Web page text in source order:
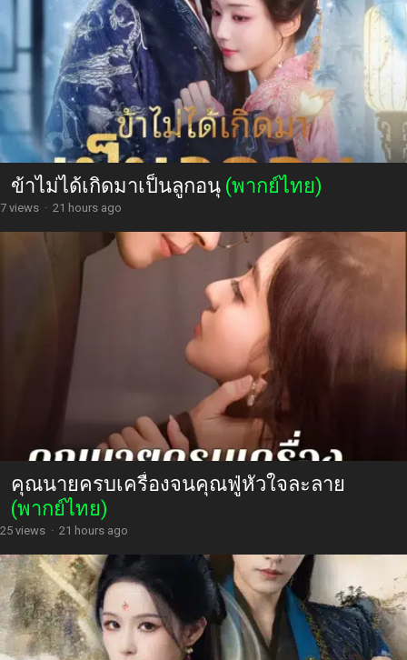
ข้าไม่ได้เกิดมาเป็นลูกอนุ (พากย์ไทย)
7 views · 21 hours ago
คุณนายครบเครื่องจนคุณฟู่หัวใจละลาย
(พากย์ไทย)
25 views · 21 hours ago